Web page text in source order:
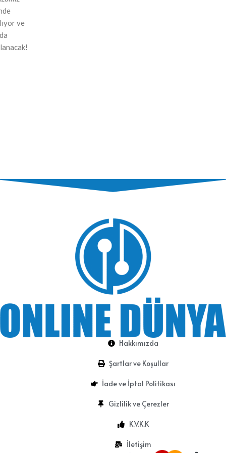
ve
Hakkımızda
Şartlar ve Koşullar
İade ve İptal Politikası
Gizlilik ve Çerezler
K.V.K.K
İletişim